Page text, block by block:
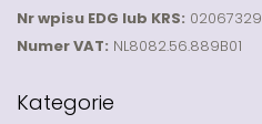
Nr wpisu EDG lub KRS: 02067329
Numer VAT: NL8082.56.889B01
Kategorie